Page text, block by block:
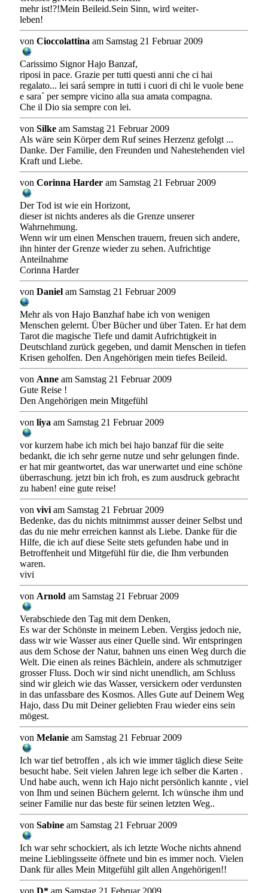
mehr ist!?!Mein Beileid.Sein Sinn, wird weiter-
leben!
von Cioccolattina am Samstag 21 Februar 2009
Carissimo Signor Hajo Banzaf,
riposi in pace. Grazie per tutti questi anni che ci hai
regalato... lei sará sempre in tutti i cuori di chi le vuole bene
e sara´ per sempre vicino alla sua amata compagna.
Che il Dio sia sempre con lei.
von Silke am Samstag 21 Februar 2009
Als wäre sein Körper dem Ruf seines Herzenz gefolgt ...
Danke. Der Familie, den Freunden und Nahestehenden viel
Kraft und Liebe.
von Corinna Harder am Samstag 21 Februar 2009
Der Tod ist wie ein Horizont,
dieser ist nichts anderes als die Grenze unserer
Wahrnehmung.
Wenn wir um einen Menschen trauern, freuen sich andere,
ihn hinter der Grenze wieder zu sehen. Aufrichtige
Anteilnahme
Corinna Harder
von Daniel am Samstag 21 Februar 2009
Mehr als von Hajo Banzhaf habe ich von wenigen
Menschen gelernt. Über Bücher und über Taten. Er hat dem
Tarot die magische Tiefe und damit Aufrichtigkeit in
Deutschland zurück gegeben, und damit Menschen in tiefen
Krisen geholfen. Den Angehörigen mein tiefes Beileid.
von Anne am Samstag 21 Februar 2009
Gute Reise !
Den Angehörigen mein Mitgefühl
von liya am Samstag 21 Februar 2009
vor kurzem habe ich mich bei hajo banzaf für die seite
bedankt, die ich sehr gerne nutze und sehr gelungen finde.
er hat mir geantwortet, das war unerwartet und eine schöne
überraschung. jetzt bin ich froh, es zum ausdruck gebracht
zu haben! eine gute reise!
von vivi am Samstag 21 Februar 2009
Bedenke, das du nichts mitnimmst ausser deiner Selbst und
das du nie mehr erreichen kannst als Liebe. Danke für die
Hilfe, die ich auf diese Seite stets gefunden habe und in
Betroffenheit und Mitgefühl für die, die Ihm verbunden
waren.
vivi
von Arnold am Samstag 21 Februar 2009
Verabschiede den Tag mit dem Denken,
Es war der Schönste in meinem Leben. Vergiss jedoch nie,
dass wir wie Wasser aus einer Quelle sind. Wir entspringen
aus dem Schose der Natur, bahnen uns einen Weg durch die
Welt. Die einen als reines Bächlein, andere als schmutziger
grosser Fluss. Doch wir sind nicht unendlich, am Schluss
sind wir gleich wie das Wasser, versickern oder verdunsten
in das unfassbare des Kosmos. Alles Gute auf Deinem Weg
Hajo, dass Du mit Deiner geliebten Frau wieder eins sein
mögest.
von Melanie am Samstag 21 Februar 2009
Ich war tief betroffen , als ich wie immer täglich diese Seite
besucht habe. Seit vielen Jahren lege ich selber die Karten .
Und habe auch, wenn ich Hajo nicht persönlich kannte , viel
von Ihm und seinen Büchern gelernt. Ich wünsche ihm und
seiner Familie nur das beste für seinen letzten Weg..
von Sabine am Samstag 21 Februar 2009
Ich war sehr schockiert, als ich letzte Woche nichts ahnend
meine Lieblingsseite öffnete und bin es immer noch. Vielen
Dank für alles Mein Mitgefühl gilt allen Angehörigen!!
von D* am Samstag 21 Februar 2009